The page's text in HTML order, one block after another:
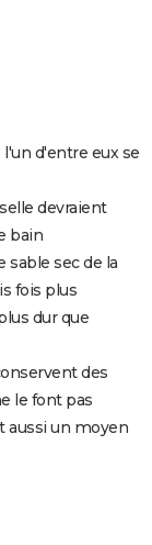
l'un d'entre eux se
devraient
bain
sable sec de la
fois plus
dur que
des
le font pas
aussi un moyen